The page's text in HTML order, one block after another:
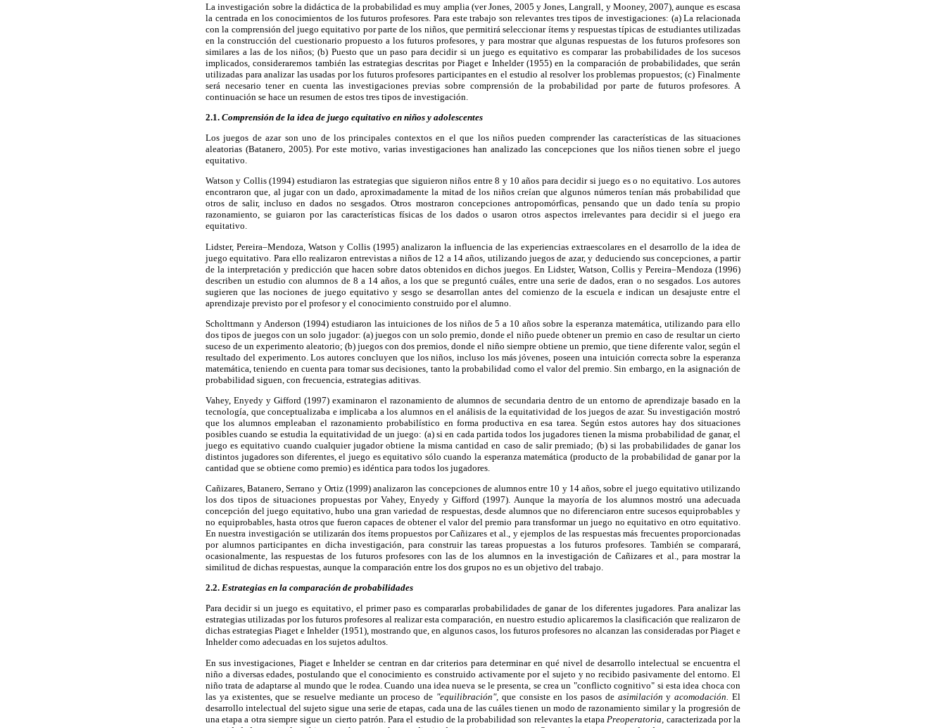
La investigación sobre la didáctica de la probabilidad es muy amplia (ver Jones, 2005 y Jones, Langrall, y Mooney, 2007), aunque es escasa
la centrada en los conocimientos de los futuros profesores. Para este trabajo son relevantes tres tipos de investigaciones: (a) La relacionada
con la comprensión del juego equitativo por parte de los niños, que permitirá seleccionar ítems y respuestas típicas de estudiantes utilizadas
en la construcción del cuestionario propuesto a los futuros profesores, y para mostrar que algunas respuestas de los futuros profesores son
similares a las de los niños; (b) Puesto que un paso para decidir si un juego es equitativo es comparar las probabilidades de los sucesos
implicados, consideraremos también las estrategias descritas por Piaget e Inhelder (1955) en la comparación de probabilidades, que serán
utilizadas para analizar las usadas por los futuros profesores participantes en el estudio al resolver los problemas propuestos; (c) Finalmente
será necesario tener en cuenta las investigaciones previas sobre comprensión de la probabilidad por parte de futuros profesores. A
continuación se hace un resumen de estos tres tipos de investigación.
2.1. Comprensión de la idea de juego equitativo en niños y adolescentes
Los juegos de azar son uno de los principales contextos en el que los niños pueden comprender las características de las situaciones
aleatorias (Batanero, 2005). Por este motivo, varias investigaciones han analizado las concepciones que los niños tienen sobre el juego
equitativo.
Watson y Collis (1994) estudiaron las estrategias que siguieron niños entre 8 y 10 años para decidir si juego es o no equitativo. Los autores
encontraron que, al jugar con un dado, aproximadamente la mitad de los niños creían que algunos números tenían más probabilidad que
otros de salir, incluso en dados no sesgados. Otros mostraron concepciones antropomórficas, pensando que un dado tenía su propio
razonamiento, se guiaron por las características físicas de los dados o usaron otros aspectos irrelevantes para decidir si el juego era
equitativo.
Lidster, Pereira–Mendoza, Watson y Collis (1995) analizaron la influencia de las experiencias extraescolares en el desarrollo de la idea de
juego equitativo. Para ello realizaron entrevistas a niños de 12 a 14 años, utilizando juegos de azar, y deduciendo sus concepciones, a partir
de la interpretación y predicción que hacen sobre datos obtenidos en dichos juegos. En Lidster, Watson, Collis y Pereira–Mendoza (1996)
describen un estudio con alumnos de 8 a 14 años, a los que se preguntó cuáles, entre una serie de dados, eran o no sesgados. Los autores
sugieren que las nociones de juego equitativo y sesgo se desarrollan antes del comienzo de la escuela e indican un desajuste entre el
aprendizaje previsto por el profesor y el conocimiento construido por el alumno.
Scholttmann y Anderson (1994) estudiaron las intuiciones de los niños de 5 a 10 años sobre la esperanza matemática, utilizando para ello
dos tipos de juegos con un solo jugador: (a) juegos con un solo premio, donde el niño puede obtener un premio en caso de resultar un cierto
suceso de un experimento aleatorio; (b) juegos con dos premios, donde el niño siempre obtiene un premio, que tiene diferente valor, según el
resultado del experimento. Los autores concluyen que los niños, incluso los más jóvenes, poseen una intuición correcta sobre la esperanza
matemática, teniendo en cuenta para tomar sus decisiones, tanto la probabilidad como el valor del premio. Sin embargo, en la asignación de
probabilidad siguen, con frecuencia, estrategias aditivas.
Vahey, Enyedy y Gifford (1997) examinaron el razonamiento de alumnos de secundaria dentro de un entorno de aprendizaje basado en la
tecnología, que conceptualizaba e implicaba a los alumnos en el análisis de la equitatividad de los juegos de azar. Su investigación mostró
que los alumnos empleaban el razonamiento probabilístico en forma productiva en esa tarea. Según estos autores hay dos situaciones
posibles cuando se estudia la equitatividad de un juego: (a) si en cada partida todos los jugadores tienen la misma probabilidad de ganar, el
juego es equitativo cuando cualquier jugador obtiene la misma cantidad en caso de salir premiado; (b) si las probabilidades de ganar los
distintos jugadores son diferentes, el juego es equitativo sólo cuando la esperanza matemática (producto de la probabilidad de ganar por la
cantidad que se obtiene como premio) es idéntica para todos los jugadores.
Cañizares, Batanero, Serrano y Ortiz (1999) analizaron las concepciones de alumnos entre 10 y 14 años, sobre el juego equitativo utilizando
los dos tipos de situaciones propuestas por Vahey, Enyedy y Gifford (1997). Aunque la mayoría de los alumnos mostró una adecuada
concepción del juego equitativo, hubo una gran variedad de respuestas, desde alumnos que no diferenciaron entre sucesos equiprobables y
no equiprobables, hasta otros que fueron capaces de obtener el valor del premio para transformar un juego no equitativo en otro equitativo.
En nuestra investigación se utilizarán dos ítems propuestos por Cañizares et al., y ejemplos de las respuestas más frecuentes proporcionadas
por alumnos participantes en dicha investigación, para construir las tareas propuestas a los futuros profesores. También se comparará,
ocasionalmente, las respuestas de los futuros profesores con las de los alumnos en la investigación de Cañizares et al., para mostrar la
similitud de dichas respuestas, aunque la comparación entre los dos grupos no es un objetivo del trabajo.
2.2. Estrategias en la comparación de probabilidades
Para decidir si un juego es equitativo, el primer paso es compararlas probabilidades de ganar de los diferentes jugadores. Para analizar las
estrategias utilizadas por los futuros profesores al realizar esta comparación, en nuestro estudio aplicaremos la clasificación que realizaron de
dichas estrategias Piaget e Inhelder (1951), mostrando que, en algunos casos, los futuros profesores no alcanzan las consideradas por Piaget e
Inhelder como adecuadas en los sujetos adultos.
En sus investigaciones, Piaget e Inhelder se centran en dar criterios para determinar en qué nivel de desarrollo intelectual se encuentra el
niño a diversas edades, postulando que el conocimiento es construido activamente por el sujeto y no recibido pasivamente del entorno. El
niño trata de adaptarse al mundo que le rodea. Cuando una idea nueva se le presenta, se crea un "conflicto cognitivo" si esta idea choca con
las ya existentes, que se resuelve mediante un proceso de "equilibración", que consiste en los pasos de asimilaciónyacomodación.El
desarrollo intelectual del sujeto sigue una serie de etapas, cada una de las cuáles tienen un modo de razonamiento similar y la progresión de
una etapa a otra siempre sigue un cierto patrón. Para el estudio de la probabilidad son relevantes la etapa Preoperatoria, caracterizada por la